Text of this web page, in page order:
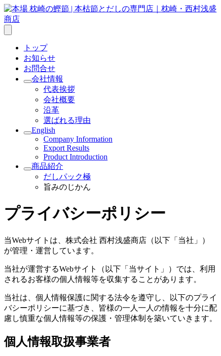
トップ
お知らせ
お問合せ
サ
ー
会社情報
代表挨拶
会社概要
沿革
選ばれる理由
サ
ニ
ュ
く
English
Company Information
Export Results
Product Introduction
サ
ュ
ー
く
商品紹介
だしパック極
旨みのじかん
プライバシーポリシー
当Webサイトは、株式会社 西村浅盛商店（以下「当社」）
が管理・運営しています。
当社が運営するWebサイト（以下「当サイト」）では、利用
されるお客様の個人情報等を収集することがあります。
当社は、個人情報保護に関する法令を遵守し、以下のプライ
バシーポリシーに基づき、皆様の一人一人の情報を十分に配
慮し慎重な個人情報等の保護・管理体制を築いていきます。
個人情報取扱事業者